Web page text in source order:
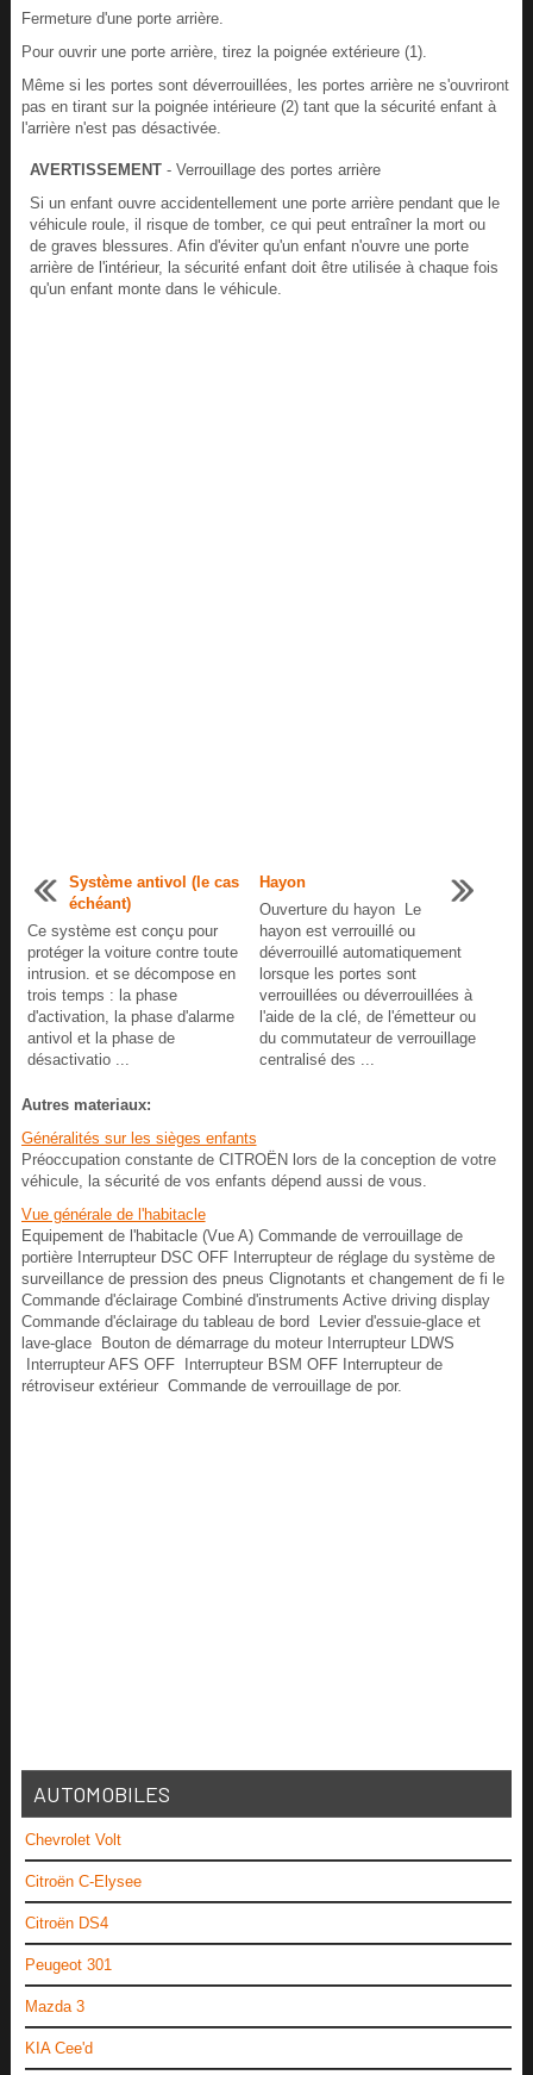
Fermeture d'une porte arrière.
Pour ouvrir une porte arrière, tirez la poignée extérieure (1).
Même si les portes sont déverrouillées, les portes arrière ne s'ouvriront
pas en tirant sur la poignée intérieure (2) tant que la sécurité enfant à
l'arrière n'est pas désactivée.
AVERTISSEMENT- Verrouillage des portes arrière
Si un enfant ouvre accidentellement une porte arrière pendant que le
véhicule roule, il risque de tomber, ce qui peut entraîner la mort ou
de graves blessures. Afin d'éviter qu'un enfant n'ouvre une porte
arrière de l'intérieur, la sécurité enfant doit être utilisée à chaque fois
qu'un enfant monte dans le véhicule.
Système antivol (le cas
échéant)
Ce système est conçu pour
protéger la voiture contre toute
intrusion. et se décompose en
trois temps : la phase
d'activation, la phase d'alarme
antivol et la phase de
désactivatio ...
Hayon
Ouverture du hayon Le
hayon est verrouillé ou
déverrouillé automatiquement
lorsque les portes sont
verrouillées ou déverrouillées à
l'aide de la clé, de l'émetteur ou
du commutateur de verrouillage
centralisé des ...
Autres materiaux:
Généralités sur les sièges enfants
Préoccupation constante de CITROËN lors de la conception de votre
véhicule, la sécurité de vos enfants dépend aussi de vous.
Vue générale de l'habitacle
Equipement de l'habitacle (Vue A) Commande de verrouillage de
portière Interrupteur DSC OFF Interrupteur de réglage du système de
surveillance de pression des pneus Clignotants et changement de fi le
Commande d'éclairage Combiné d'instruments Active driving display
Commande d'éclairage du tableau de bord Levier d'essuie-glace et
lave-glace Bouton de démarrage du moteur Interrupteur LDWS
Interrupteur AFS OFF Interrupteur BSM OFF Interrupteur de
rétroviseur extérieur Commande de verrouillage de por.
AUTOMOBILES
Chevrolet Volt
Citroën C-Elysee
Citroën DS4
Peugeot 301
Mazda 3
KIA Cee'd